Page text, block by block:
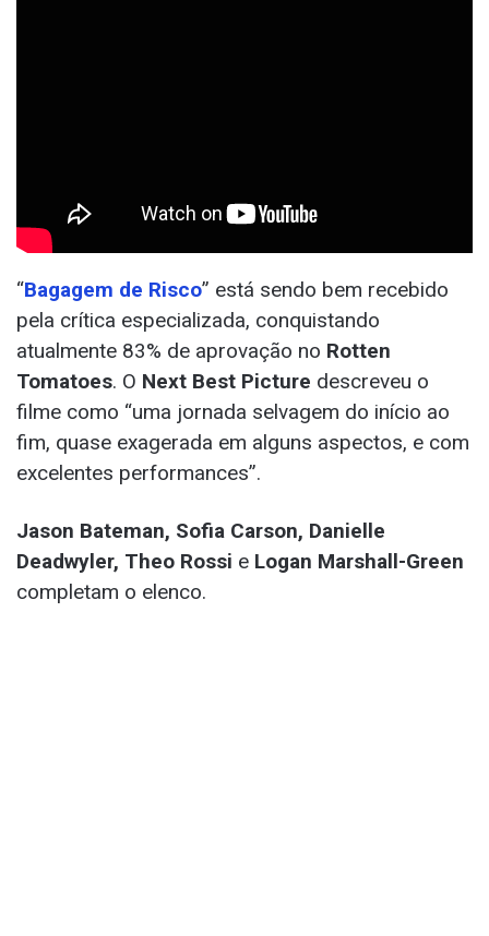
“Bagagem de Risco” está sendo bem recebido
pela crítica especializada, conquistando
atualmente 83% de aprovação no Rotten
Tomatoes. O Next Best Picture descreveu o
filme como “uma jornada selvagem do início ao
fim, quase exagerada em alguns aspectos, e com
excelentes performances”.
Jason Bateman, Sofia Carson, Danielle
Deadwyler, Theo Rossi e Logan Marshall-Green
completam o elenco.